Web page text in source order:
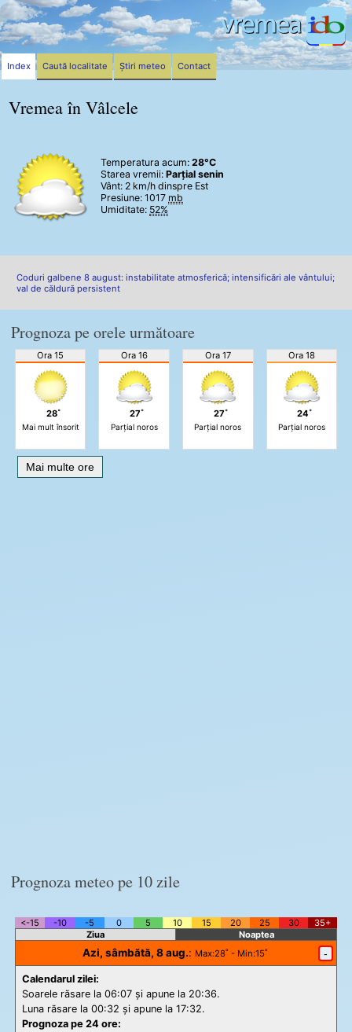
Vremea în Vâlcele
Temperatura acum: 28°C
Starea vremii: Parțial senin
Vânt: 2 km/h dinspre Est
Presiune: 1017 mb
Umiditate: 52%
Coduri galbene 8 august: instabilitate atmosferică; intensificări ale vântului;
val de căldură persistent
Prognoza pe orele următoare
Ora 15
28˚
Mai mult însorit
Ora 16
27˚
Parțial noros
Ora 17
27˚
Parțial noros
Ora 18
24˚
Parțial noros
Mai multe ore
Prognoza meteo pe 10 zile
<-15 -10 -5 0 5 10 15 20 25 30
35+
Ziua
Noaptea
Azi, sâmbătă, 8 aug.: Max:28˚ - Min:15˚ -
Calendarul zilei:
Soarele răsare la 06:07 și apune la 20:36.
Luna răsare la 00:32 și apune la 17:32.
Prognoza pe 24 ore:
Index Caută localitate Știri meteo Contact